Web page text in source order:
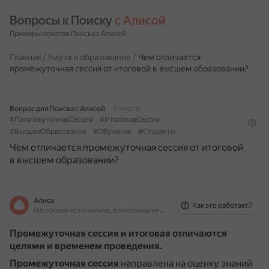
Вопросы к Поиску с Алисой
Примеры ответов Поиска с Алисой
Главная / Наука и образование / Чем отличается
промежуточная сессия от итоговой в высшем образовании?
Вопрос для Поиска с Алисой
7 марта
#ПромежуточнаяСессия
#ИтоговаяСессия
#ВысшееОбразование
#Обучение #Студенты
Чем отличается промежуточная сессия от итоговой
в высшем образовании?
Алиса
На основе источников, возможны неточности
Как это работает?
Промежуточная сессия и итоговая отличаются
целями и временем проведения.
Промежуточная сессия направлена на оценку знаний